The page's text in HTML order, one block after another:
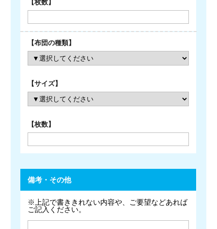
備考・その他
※上記で書ききれない内容や、ご要望などあれば
ご記入ください。